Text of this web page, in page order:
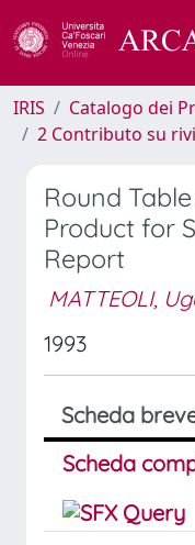
IRIS
Catalogo dei
2 Contributo su
Round
Product for
Report
MATTEOLI,
1993
Scheda
Scheda